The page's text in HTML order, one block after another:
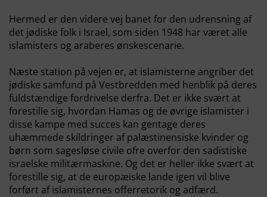
Hermed er den videre vej banet for den udrensning af
det jødiske folk i Israel, som siden 1948 har været alle
islamisters og araberes ønskescenarie.
Næste station på vejen er, at islamisterne angriber det
jødiske samfund på Vestbredden med henblik på deres
fuldstændige fordrivelse derfra. Det er ikke svært at
forestille sig, hvordan Hamas og de øvrige islamister i
disse kampe med succes kan gentage deres
uhæmmede skildringer af palæstinensiske kvinder og
børn som sagesløse civile ofre overfor den sadistiske
israelske militærmaskine. Og det er heller ikke svært at
forestille sig, at de europæiske lande igen vil blive
forført af islamisternes offerretorik og adfærd.